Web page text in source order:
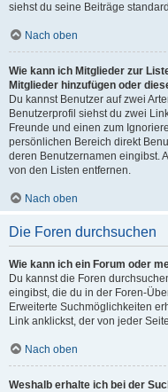
siehst du seine Beiträge
Nach oben
Wie kann ich Mitglieder zur
Mitglieder hinzufügen oder
Du kannst Benutzer auf zwei
Benutzerprofil siehst du zwei
Freunde und einen zum
persönlichen Bereich direkt
deren Benutzernamen eingibst.
von den Listen entfernen.
Nach oben
Die Foren durchsuchen
Wie kann ich ein Forum oder
Du kannst die Foren
eingibst, die du in der Foren-
Erweiterte Suchmöglichkeiten
Link anklickst, der von jeder
Nach oben
Weshalb erhalte ich bei der